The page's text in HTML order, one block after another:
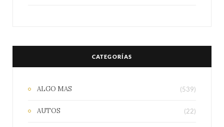
CATEGORÍAS
ALGO MAS (539)
AUTOS (22)